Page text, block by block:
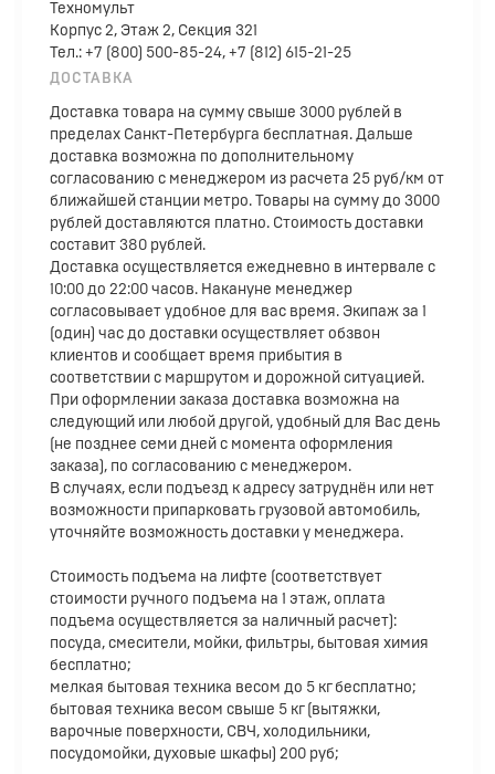
Техномульт
Корпус 2, Этаж 2, Секция 321
Тел.: +7 (800) 500-85-24, +7 (812) 615-21-25
ДОСТАВКА
Доставка товара на сумму свыше 3000 рублей в
пределах Санкт-Петербурга бесплатная. Дальше
доставка возможна по дополнительному
согласованию с менеджером из расчета 25 руб/км от
ближайшей станции метро. Товары на сумму до 3000
рублей доставляются платно. Стоимость доставки
составит 380 рублей.
Доставка осуществляется ежедневно в интервале с
10:00 до 22:00 часов. Накануне менеджер
согласовывает удобное для вас время. Экипаж за 1
(один) час до доставки осуществляет обзвон
клиентов и сообщает время прибытия в
соответствии с маршрутом и дорожной ситуацией.
При оформлении заказа доставка возможна на
следующий или любой другой, удобный для Вас день
(не позднее семи дней с момента оформления
заказа), по согласованию с менеджером.
В случаях, если подъезд к адресу затруднён или нет
возможности припарковать грузовой автомобиль,
уточняйте возможность доставки у менеджера.
Стоимость подъема на лифте (соответствует
стоимости ручного подъема на 1 этаж, оплата
подъема осуществляется за наличный расчет):
посуда, смесители, мойки, фильтры, бытовая химия
бесплатно;
мелкая бытовая техника весом до 5 кг бесплатно;
бытовая техника весом свыше 5 кг (вытяжки,
варочные поверхности, СВЧ, холодильники,
посудомойки, духовые шкафы) 200 руб;